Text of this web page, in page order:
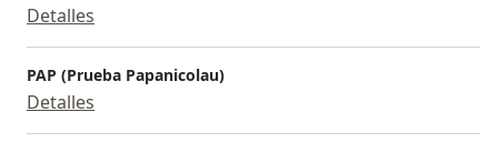
Detalles
PAP (Prueba Papanicolau)
Detalles